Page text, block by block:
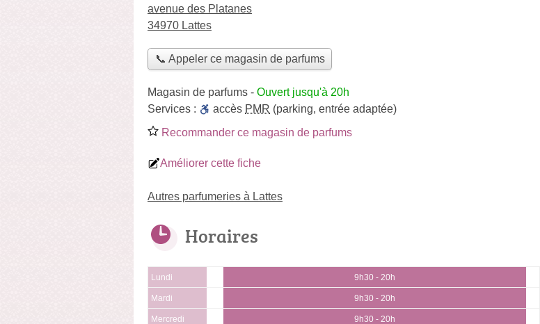
avenue des Platanes
34970 Lattes
📞 Appeler ce magasin de parfums
Magasin de parfums - Ouvert jusqu'à 20h
Services :
accès PMR (parking, entrée adaptée)
Recommander ce magasin de parfums
Améliorer cette fiche
Autres parfumeries à Lattes
Horaires
Lundi 9h30 - 20h
Mardi 9h30 - 20h
Mercredi 9h30 - 20h